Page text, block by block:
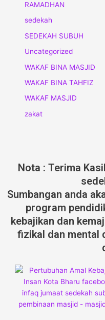
RAMADHAN
sedekah
SEDEKAH SUBUH
Uncategorized
WAKAF BINA MASJID
WAKAF BINA TAHFIZ
WAKAF MASJID
zakat
Nota : Terima
Sumbangan anda
program
kebajikan dan
fizikal dan mental